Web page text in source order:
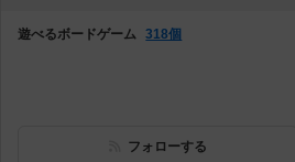
遊べるボードゲーム 318個
フォローする